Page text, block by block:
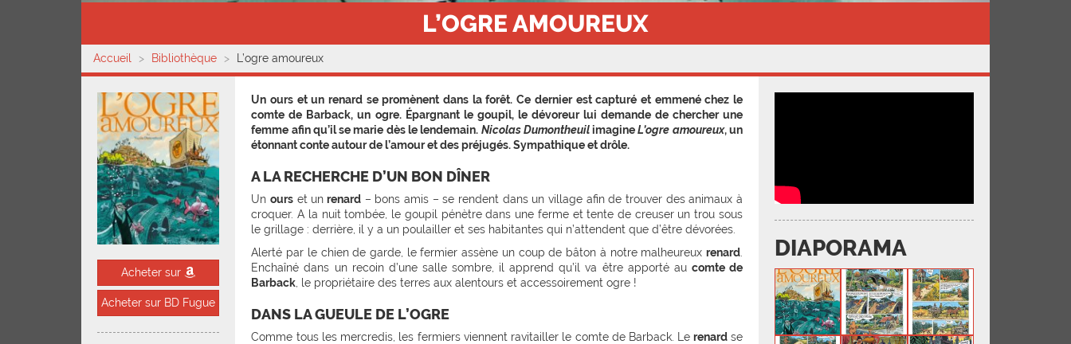
L’OGRE AMOUREUX
Accueil Bibliothèque L’ogre amoureux
Acheter sur
Acheter sur BD Fugue
Un ours et un renard se promènent dans la forêt. Ce dernier est capturé et emmené chez le
comte de Barback, un ogre. Épargnant le goupil, le dévoreur lui demande de chercher une
femme afin qu’il se marie dès le lendemain. Nicolas DumontheuilimagineL’ogre amoureux, un
étonnant conte autour de l’amour et des préjugés. Sympathique et drôle.
A LA RECHERCHE D’UN BON DÎNER
Un ours et un renard – bons amis – se rendent dans un village afin de trouver des animaux à
croquer. A la nuit tombée, le goupil pénètre dans une ferme et tente de creuser un trou sous
le grillage : derrière, il y a un poulailler et ses habitantes qui n’attendent que d’être dévorées.
Alerté par le chien de garde, le fermier assène un coup de bâton à notre malheureux renard.
Enchaîné dans un recoin d’une salle sombre, il apprend qu’il va être apporté au comte de
Barback , le propriétaire des terres aux alentours et accessoirement ogre !
DANS LA GUEULE DE L’OGRE
Comme tous les mercredis, les fermiers viennent ravitailler le comte de Barback. Le renardse
DIAPORAMA